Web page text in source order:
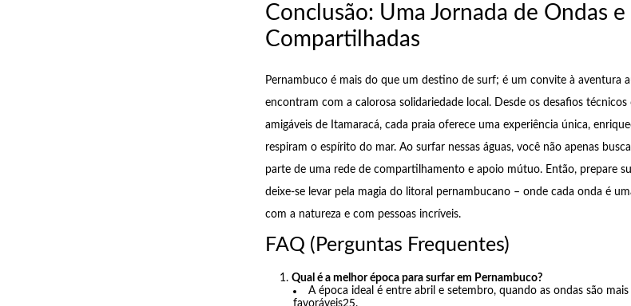
Conclusão: Uma Jornada de Ondas e
Compartilhadas
Pernambuco é mais do que um destino de surf; é um convite à aventura
encontram com a calorosa solidariedade local. Desde os desafios
amigáveis de Itamaracá, cada praia oferece uma experiência única,
respiram o espírito do mar. Ao surfar nessas águas, você não apenas
parte de uma rede de compartilhamento e apoio mútuo. Então, prepare
deixe-se levar pela magia do litoral pernambucano – onde cada onda é
com a natureza e com pessoas incríveis.
FAQ (Perguntas Frequentes)
Qual é a melhor época para surfar em Pernambuco?
A época ideal é entre abril e setembro, quando as ondas são
favoráveis25.